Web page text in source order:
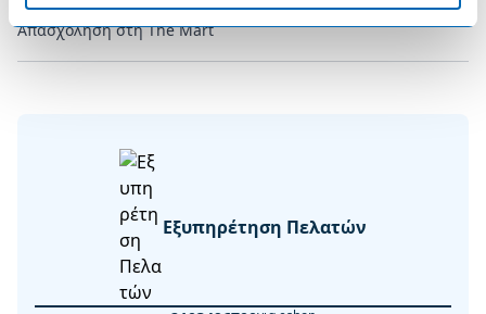
Απασχόληση στη The Mart
Εξυπηρέτηση Πελατών